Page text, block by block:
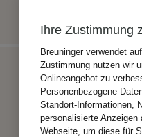
Ihre Zustimmung
Breuninger verwendet
Zustimmung nutzen wir
Onlineangebot zu
Personenbezogene
Standort-Informationen,
personalisierte
Webseite, um diese für